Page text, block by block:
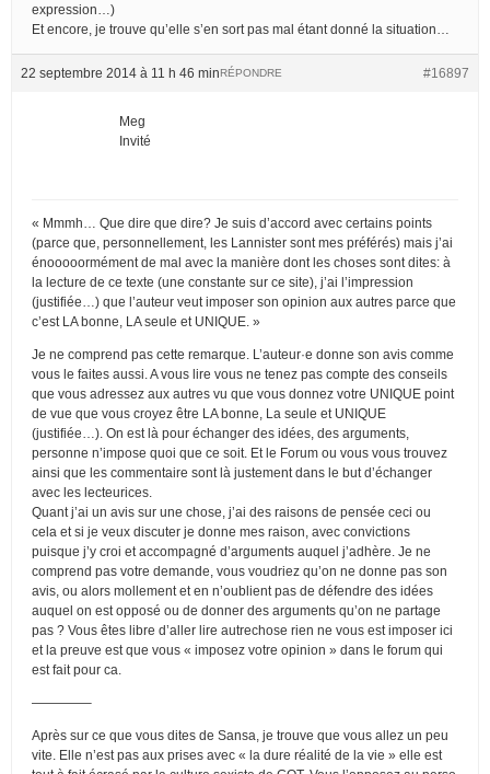
expression…)
Et encore, je trouve qu’elle s’en sort pas mal étant donné la situation…
22 septembre 2014 à 11 h 46 min #16897
RÉPONDRE
Meg
Invité
« Mmmh… Que dire que dire? Je suis d’accord avec certains points
(parce que, personnellement, les Lannister sont mes préférés) mais j’ai
énooooormément de mal avec la manière dont les choses sont dites: à
la lecture de ce texte (une constante sur ce site), j’ai l’impression
(justifiée…) que l’auteur veut imposer son opinion aux autres parce que
c’est LA bonne, LA seule et UNIQUE. »
Je ne comprend pas cette remarque. L’auteur·e donne son avis comme
vous le faites aussi. A vous lire vous ne tenez pas compte des conseils
que vous adressez aux autres vu que vous donnez votre UNIQUE point
de vue que vous croyez être LA bonne, La seule et UNIQUE
(justifiée…). On est là pour échanger des idées, des arguments,
personne n’impose quoi que ce soit. Et le Forum ou vous vous trouvez
ainsi que les commentaire sont là justement dans le but d’échanger
avec les lecteurices.
Quant j’ai un avis sur une chose, j’ai des raisons de pensée ceci ou
cela et si je veux discuter je donne mes raison, avec convictions
puisque j’y croi et accompagné d’arguments auquel j’adhère. Je ne
comprend pas votre demande, vous voudriez qu’on ne donne pas son
avis, ou alors mollement et en n’oublient pas de défendre des idées
auquel on est opposé ou de donner des arguments qu’on ne partage
pas ? Vous êtes libre d’aller lire autrechose rien ne vous est imposer ici
et la preuve est que vous « imposez votre opinion » dans le forum qui
est fait pour ca.
————–
Après sur ce que vous dites de Sansa, je trouve que vous allez un peu
vite. Elle n’est pas aux prises avec « la dure réalité de la vie » elle est